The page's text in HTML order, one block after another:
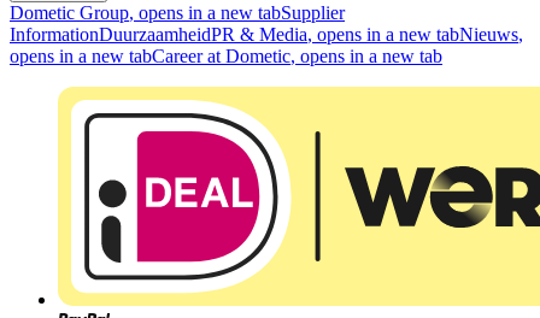
Dometic Group, opens in a new tabSupplier
InformationDuurzaamheidPR & Media, opens in a new tabNieuws,
opens in a new tabCareer at Dometic, opens in a new tab